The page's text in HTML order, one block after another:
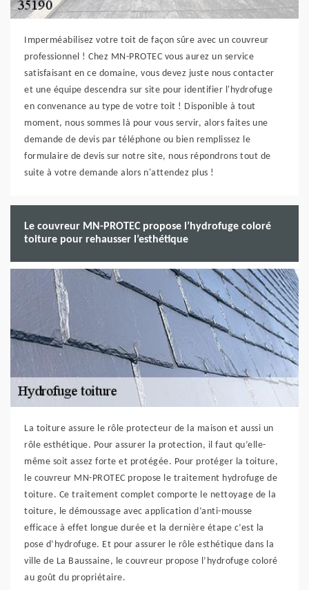
Imperméabilisez votre toit de façon sûre avec un couvreur
professionnel ! Chez MN-PROTEC vous aurez un service
satisfaisant en ce domaine, vous devez juste nous contacter
et une équipe descendra sur site pour identifier l'hydrofuge
en convenance au type de votre toit ! Disponible à tout
moment, nous sommes là pour vous servir, alors faites une
demande de devis par téléphone ou bien remplissez le
formulaire de devis sur notre site, nous répondrons tout de
suite à votre demande alors n'attendez plus !
Le couvreur MN-PROTEC propose l’hydrofuge coloré
toiture pour rehausser l’esthétique
La toiture assure le rôle protecteur de la maison et aussi un
rôle esthétique. Pour assurer la protection, il faut qu’elle-
même soit assez forte et protégée. Pour protéger la toiture,
le couvreur MN-PROTEC propose le traitement hydrofuge de
toiture. Ce traitement complet comporte le nettoyage de la
toiture, le démoussage avec application d’anti-mousse
efficace à effet longue durée et la dernière étape c’est la
pose d’hydrofuge. Et pour assurer le rôle esthétique dans la
ville de La Baussaine, le couvreur propose l’hydrofuge coloré
au goût du propriétaire.